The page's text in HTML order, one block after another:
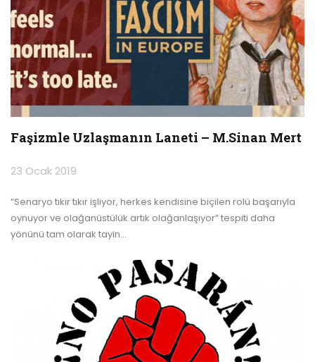
Faşizmle Uzlaşmanın Laneti – M.Sinan Mert
23 Ocak 2019
“Senaryo tıkır tıkır işliyor, herkes kendisine biçilen rolü başarıyla
oynuyor ve olağanüstülük artık olağanlaşıyor” tespiti daha
yönünü tam olarak tayin…